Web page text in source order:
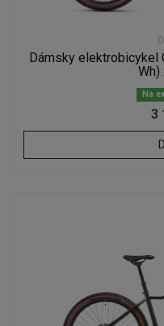
Dámsky elektrobicykel
Wh)
Na
3